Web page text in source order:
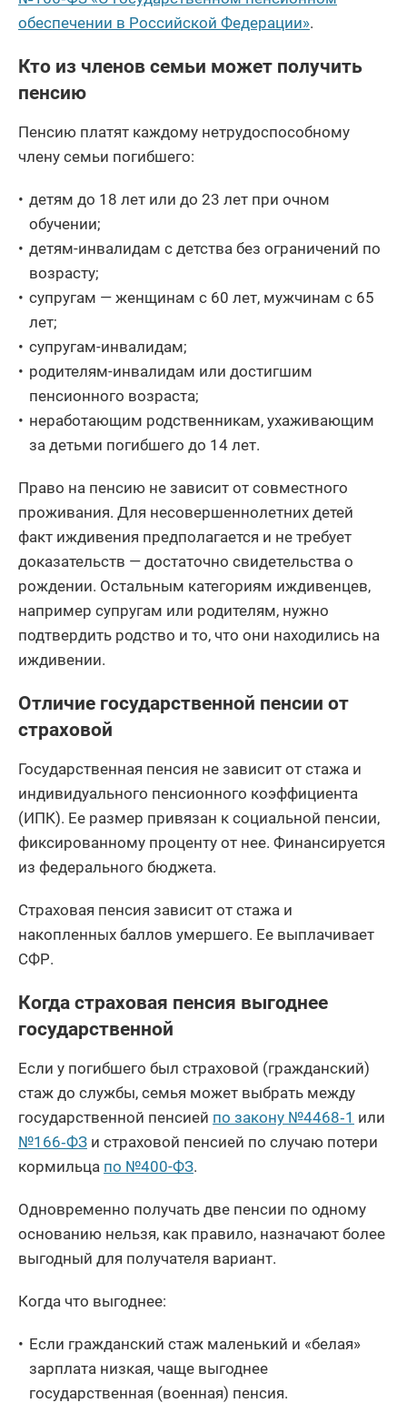
обеспечении в Российской Федерации».
Кто из членов семьи может получить
пенсию
Пенсию платят каждому нетрудоспособному
члену семьи погибшего:
детям до 18 лет или до 23 лет при очном
обучении;
детям-инвалидам с детства без ограничений по
возрасту;
супругам — женщинам с 60 лет, мужчинам с 65
лет;
супругам-инвалидам;
родителям-инвалидам или достигшим
пенсионного возраста;
неработающим родственникам, ухаживающим
за детьми погибшего до 14 лет.
Право на пенсию не зависит от совместного
проживания. Для несовершеннолетних детей
факт иждивения предполагается и не требует
доказательств — достаточно свидетельства о
рождении. Остальным категориям иждивенцев,
например супругам или родителям, нужно
подтвердить родство и то, что они находились на
иждивении.
Отличие государственной пенсии от
страховой
Государственная пенсия не зависит от стажа и
индивидуального пенсионного коэффициента
(ИПК). Ее размер привязан к социальной пенсии,
фиксированному проценту от нее. Финансируется
из федерального бюджета.
Страховая пенсия зависит от стажа и
накопленных баллов умершего. Ее выплачивает
СФР.
Когда страховая пенсия выгоднее
государственной
Если у погибшего был страховой (гражданский)
стаж до службы, семья может выбрать между
государственной пенсией по закону №4468‑1 или
№166‑ФЗ и страховой пенсией по случаю потери
кормильца по №400-ФЗ.
Одновременно получать две пенсии по одному
основанию нельзя, как правило, назначают более
выгодный для получателя вариант.
Когда что выгоднее:
Если гражданский стаж маленький и «белая»
зарплата низкая, чаще выгоднее
государственная (военная) пенсия.